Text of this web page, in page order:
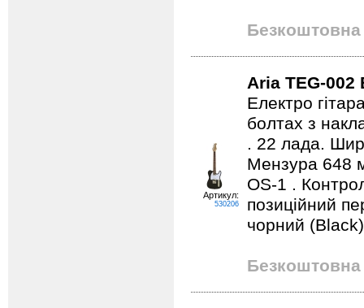
Безкоштовна
Артикул:
530206
Aria TEG-002
Електро
болтах з
. 22 лада.
Мензура 648
OS-1 .
позиційний
чорний
Безкоштовна